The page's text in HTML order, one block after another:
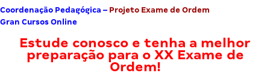
Coordenação Pedagógica – Projeto Exame de Ordem
Gran Cursos Online
Estude conosco e tenha a melhor
preparação para oXX Exame de
Ordem!